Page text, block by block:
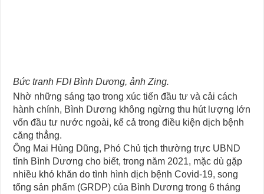
Bức tranh FDI Bình Dương, ảnh Zing.
Nhờ những sáng tạo trong xúc tiến đầu tư và cải cách
hành chính, Bình Dương không ngừng thu hút lượng lớn
vốn đầu tư nước ngoài, kể cả trong điều kiện dịch bệnh
căng thẳng.
Ông Mai Hùng Dũng, Phó Chủ tịch thường trực UBND
tỉnh Bình Dương cho biết, trong năm 2021, mặc dù gặp
nhiều khó khăn do tình hình dịch bệnh Covid-19, song
tổng sản phẩm (GRDP) của Bình Dương trong 6 tháng